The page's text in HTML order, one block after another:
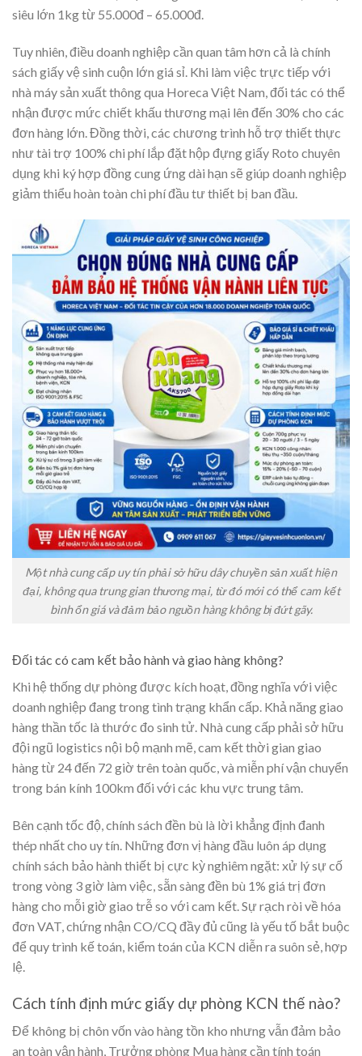
siêu lớn 1kg từ 55.000đ – 65.000đ.
Tuy nhiên, điều doanh nghiệp cần quan tâm hơn cả là chính
sách giấy vệ sinh cuộn lớn giá sỉ. Khi làm việc trực tiếp với
nhà máy sản xuất thông qua Horeca Việt Nam, đối tác có thể
nhận được mức chiết khấu thương mại lên đến 30% cho các
đơn hàng lớn. Đồng thời, các chương trình hỗ trợ thiết thực
như tài trợ 100% chi phí lắp đặt hộp đựng giấy Roto chuyên
dụng khi ký hợp đồng cung ứng dài hạn sẽ giúp doanh nghiệp
giảm thiểu hoàn toàn chi phí đầu tư thiết bị ban đầu.
Một nhà cung cấp uy tín phải sở hữu dây chuyền sản xuất hiện
đại, không qua trung gian thương mại, từ đó mới có thể cam kết
bình ổn giá và đảm bảo nguồn hàng không bị đứt gãy.
Đối tác có cam kết bảo hành và giao hàng không?
Khi hệ thống dự phòng được kích hoạt, đồng nghĩa với việc
doanh nghiệp đang trong tình trạng khẩn cấp. Khả năng giao
hàng thần tốc là thước đo sinh tử. Nhà cung cấp phải sở hữu
đội ngũ logistics nội bộ mạnh mẽ, cam kết thời gian giao
hàng từ 24 đến 72 giờ trên toàn quốc, và miễn phí vận chuyển
trong bán kính 100km đối với các khu vực trung tâm.
Bên cạnh tốc độ, chính sách đền bù là lời khẳng định đanh
thép nhất cho uy tín. Những đơn vị hàng đầu luôn áp dụng
chính sách bảo hành thiết bị cực kỳ nghiêm ngặt: xử lý sự cố
trong vòng 3 giờ làm việc, sẵn sàng đền bù 1% giá trị đơn
hàng cho mỗi giờ giao trễ so với cam kết. Sự rạch ròi về hóa
đơn VAT, chứng nhận CO/CQ đầy đủ cũng là yếu tố bắt buộc
để quy trình kế toán, kiểm toán của KCN diễn ra suôn sẻ, hợp
lệ.
Cách tính định mức giấy dự phòng KCN thế nào?
Để không bị chôn vốn vào hàng tồn kho nhưng vẫn đảm bảo
an toàn vận hành, Trưởng phòng Mua hàng cần tính toán